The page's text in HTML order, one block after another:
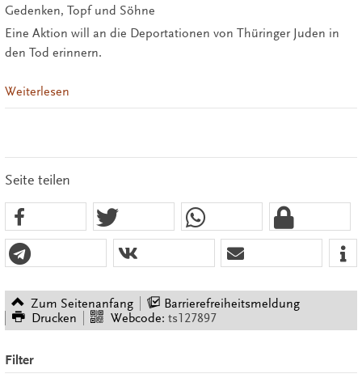
Gedenken, Topf und Söhne
Eine Aktion will an die Deportationen von Thüringer Juden in
den Tod erinnern.
Weiterlesen
Seite teilen
Zum Seitenanfang
Barrierefreiheitsmeldung
Drucken
Webcode: ts127897
Filter